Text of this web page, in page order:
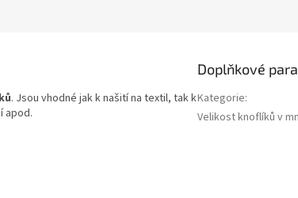
. Jsou vhodné jak k našití na textil, tak k
apod.
Doplňkové
Kategorie:
Velikost knoflíků v